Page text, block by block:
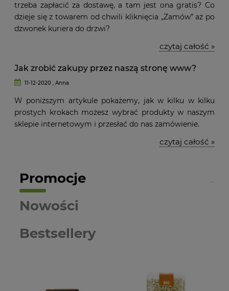
trzeba zapłacić za dostawę, a tam jest ona gratis? Co
dzieje się z towarem od chwili kliknięcia „Zamów” aż po
dzwonek kuriera do drzwi?
czytaj całość »
Jak zrobić zakupy przez naszą stronę www?
11-12-2020 , Anna
W poniższym artykule pokażemy, jak w kilku w kilku
prostych krokach możesz wybrać produkty w naszym
sklepie internetowym i przesłać do nas zamówienie.
czytaj całość »
Promocje
Nowości
Bestsellery